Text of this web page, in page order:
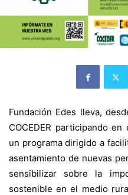
Fundación Edes lleva,
COCEDER participando en
un programa dirigido a
asentamiento de nuevas
sensibilizar sobre la
sostenible en el medio